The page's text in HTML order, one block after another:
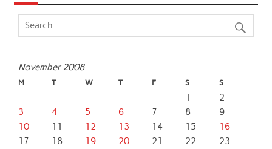
o
o
e
A
d
November 2008
M T W T F S S
1
2
3
4 5 6 7 8
9
10
11 12 13 14 15
16
17
18 19 20 21 22
23